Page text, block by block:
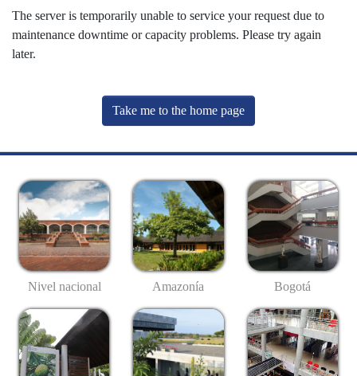
The server is temporarily unable to service your request due to
maintenance downtime or capacity problems. Please try again
later.
Take me to the home page
Nivel nacional Amazonía Bogotá